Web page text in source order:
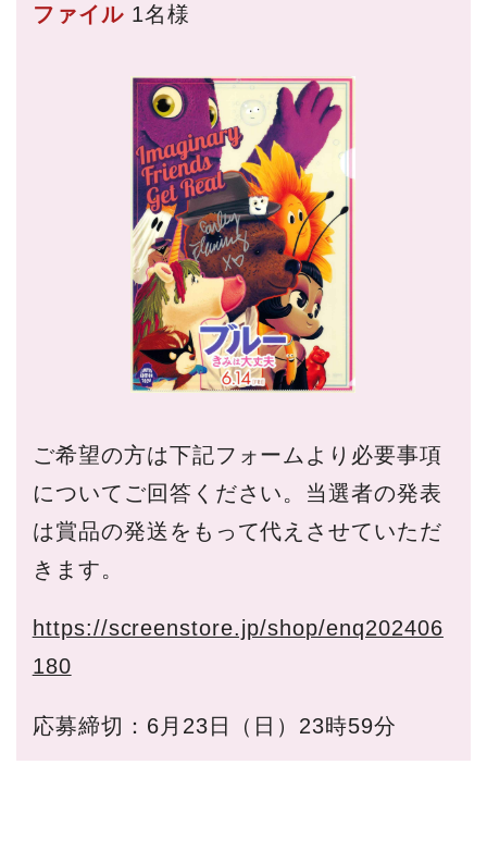
ファイル1名様
ご希望の方は下記フォームより必要事項
についてご回答ください。当選者の発表
は賞品の発送をもって代えさせていただ
きます。
https://screenstore.jp/shop/enq202406
180
応募締切：6月23日（日）23時59分